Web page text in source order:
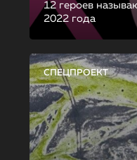
12 героев
2022 года
СПЕЦПРОЕКТ